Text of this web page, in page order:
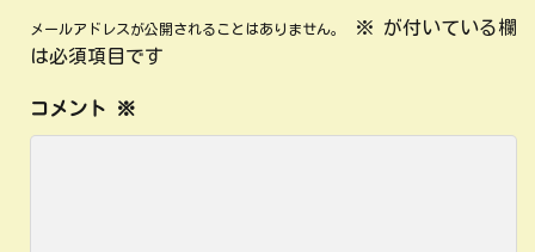
メールアドレスが公開されることはありません。 ※ が付いている欄
は必須項目です
コメント ※